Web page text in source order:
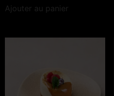
Ajouter au panier